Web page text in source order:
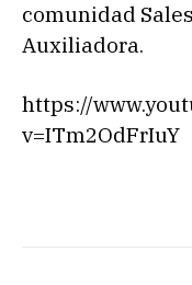
comunidad
Auxiliadora.
https://
v=ITm2OdFrIuY